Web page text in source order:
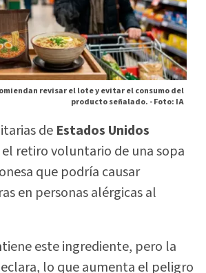
revisar el lote y evitar el consumo del
producto señalado. -Foto: IA
de Estados Unidos
retiro voluntario de una sopa
que podría causar
en personas alérgicas al
este ingrediente, pero la
lo que aumenta el peligro